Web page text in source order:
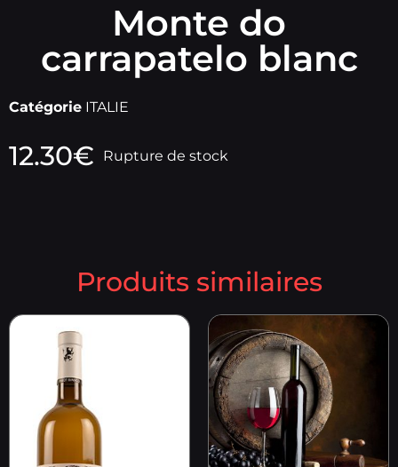
Monte do
carrapatelo blanc
Catégorie ITALIE
12.30€ Rupture de stock
Produits similaires